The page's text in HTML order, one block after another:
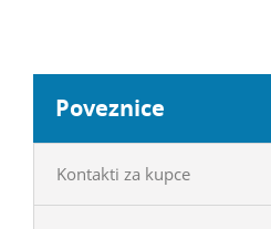
Poveznice
Kontakti za kupce